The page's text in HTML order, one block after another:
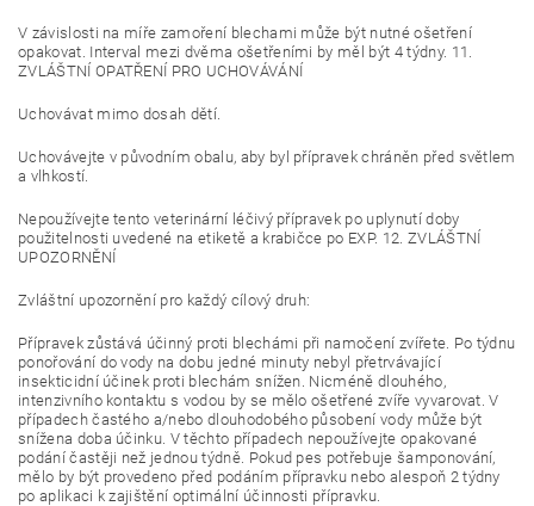
V závislosti na míře zamoření blechami může být nutné ošetření
opakovat. Interval mezi dvěma ošetřeními by měl být 4 týdny. 11.
ZVLÁŠTNÍ OPATŘENÍ PRO UCHOVÁVÁNÍ
Uchovávat mimo dosah dětí.
Uchovávejte v původním obalu, aby byl přípravek chráněn před světlem
a vlhkostí.
Nepoužívejte tento veterinární léčivý přípravek po uplynutí doby
použitelnosti uvedené na etiketě a krabičce po EXP. 12. ZVLÁŠTNÍ
UPOZORNĚNÍ
Zvláštní upozornění pro každý cílový druh:
Přípravek zůstává účinný proti blechámi při namočení zvířete. Po týdnu
ponořování do vody na dobu jedné minuty nebyl přetrvávající
insekticidní účinek proti blechám snížen. Nicméně dlouhého,
intenzivního kontaktu s vodou by se mělo ošetřené zvíře vyvarovat. V
případech častého a/nebo dlouhodobého působení vody může být
snížena doba účinku. V těchto případech nepoužívejte opakované
podání častěji než jednou týdně. Pokud pes potřebuje šamponování,
mělo by být provedeno před podáním přípravku nebo alespoň 2 týdny
po aplikaci k zajištění optimální účinnosti přípravku.